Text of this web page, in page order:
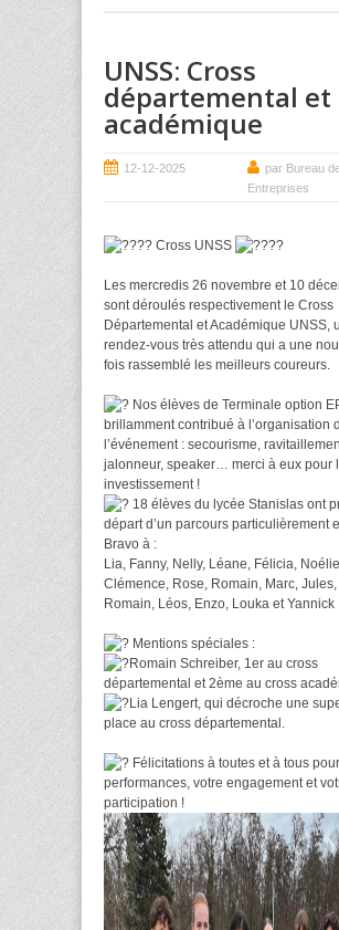
UNSS: Cross
départemental et
académique
12-12-2025
par Bureau
Entreprises
Cross UNSS
Les mercredis 26 novembre et 10
sont déroulés respectivement le Cross
Départemental et Académique UNSS,
rendez-vous très attendu qui a une
fois rassemblé les meilleurs coureurs.
Nos élèves de Terminale option
brillamment contribué à l’organisation
l’événement : secourisme,
jalonneur, speaker… merci à eux pour
investissement !
18 élèves du lycée Stanislas ont
départ d’un parcours particulièrement
Bravo à :
Lia, Fanny, Nelly, Léane, Félicia, Noélie,
Clémence, Rose, Romain, Marc, Jules,
Romain, Léos, Enzo, Louka et Yannick
Mentions spéciales :
Romain Schreiber, 1er au cross
départemental et 2ème au cross
Lia Lengert, qui décroche une
place au cross départemental.
Félicitations à toutes et à tous
performances, votre engagement et
participation !